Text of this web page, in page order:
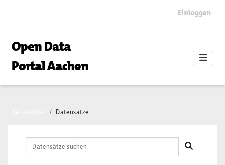
Einloggen
Open Data
Portal Aachen
Datensätze